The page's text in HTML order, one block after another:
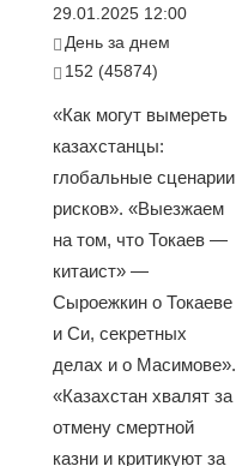
29.01.2025 12:00
День за днем
152 (45874)
«Как могут вымереть
казахстанцы:
глобальные сценарии
рисков». «Выезжаем
на том, что Токаев —
китаист» —
Сыроежкин о Токаеве
и Си, секретных
делах и о Масимове».
«Казахстан хвалят за
отмену смертной
казни и критикуют за